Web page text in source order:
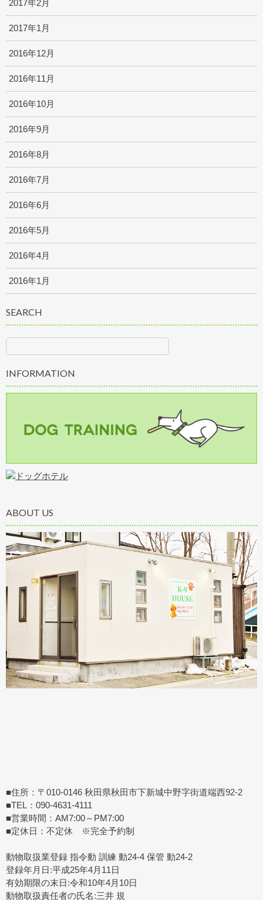
2017年2月
2017年1月
2016年12月
2016年11月
2016年10月
2016年9月
2016年8月
2016年7月
2016年6月
2016年5月
2016年4月
2016年1月
SEARCH
INFORMATION
ABOUT US
■住所：〒010-0146 秋田県秋田市下新城中野字街道端西92-2
■TEL：090-4631-4111
■営業時間：AM7:00～PM7:00
■定休日：不定休 ※完全予約制
動物取扱業登録 指令動 訓練 動24-4 保管 動24-2
登録年月日:平成25年4月11日
有効期限の末日:令和10年4月10日
動物取扱責任者の氏名:三井 規